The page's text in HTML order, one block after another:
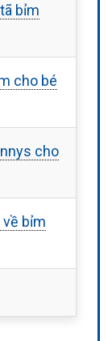
bỉm
cho bé
cho
bỉm